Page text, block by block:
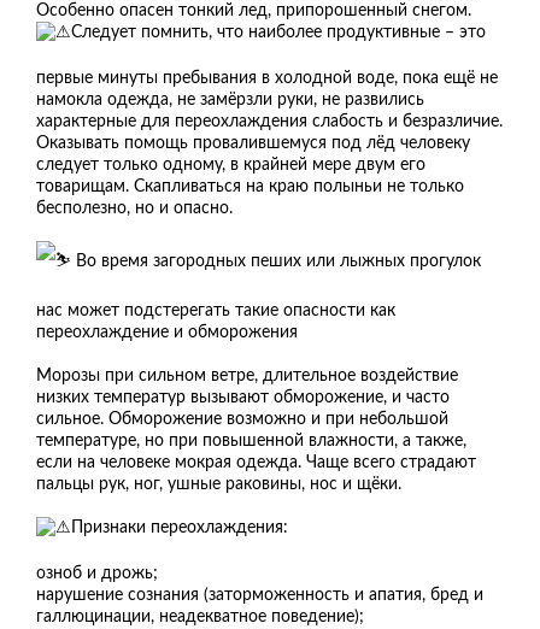
Особенно опасен тонкий лед, припорошенный снегом.
Следует помнить, что наиболее продуктивные – это
первые минуты пребывания в холодной воде, пока ещё не
намокла одежда, не замёрзли руки, не развились
характерные для переохлаждения слабость и безразличие.
Оказывать помощь провалившемуся под лёд человеку
следует только одному, в крайней мере двум его
товарищам. Скапливаться на краю полыньи не только
бесполезно, но и опасно.
Во время загородных пеших или лыжных прогулок
нас может подстерегать такие опасности как
переохлаждение и обморожения
Морозы при сильном ветре, длительное воздействие
низких температур вызывают обморожение, и часто
сильное. Обморожение возможно и при небольшой
температуре, но при повышенной влажности, а также,
если на человеке мокрая одежда. Чаще всего страдают
пальцы рук, ног, ушные раковины, нос и щёки.
Признаки переохлаждения:
озноб и дрожь;
нарушение сознания (заторможенность и апатия, бред и
галлюцинации, неадекватное поведение);